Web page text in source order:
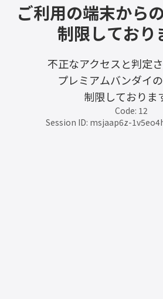
ご利用の端末から
制限しており
不正なアクセスと判定さ
プレミアムバンダイ
制限しておりま
Code: 12
Session ID: msjaap6z-